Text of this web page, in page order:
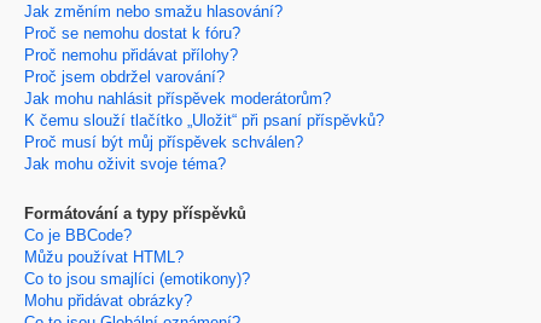
Jak změním nebo smažu hlasování?
Proč se nemohu dostat k fóru?
Proč nemohu přidávat přílohy?
Proč jsem obdržel varování?
Jak mohu nahlásit příspěvek moderátorům?
K čemu slouží tlačítko „Uložit“ při psaní příspěvků?
Proč musí být můj příspěvek schválen?
Jak mohu oživit svoje téma?
Formátování a typy příspěvků
Co je BBCode?
Můžu používat HTML?
Co to jsou smajlíci (emotikony)?
Mohu přidávat obrázky?